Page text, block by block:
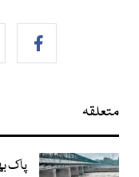
متعلقہ
پاک